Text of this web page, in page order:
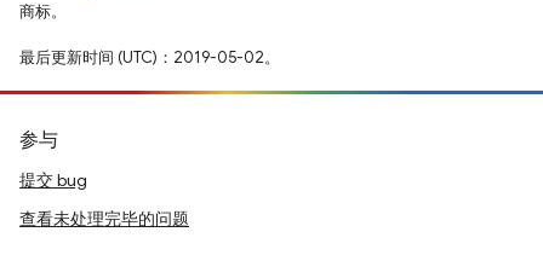
商标。
最后更新时间 (UTC)：2019-05-02。
参与
提交 bug
查看未处理完毕的问题